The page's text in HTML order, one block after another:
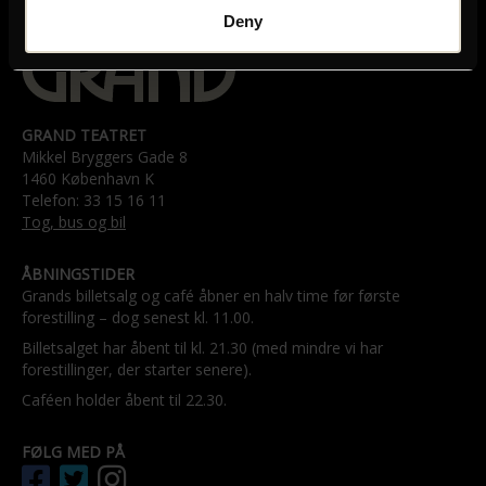
Deny
GRAND TEATRET
Mikkel Bryggers Gade 8
1460 København K
Telefon: 33 15 16 11
Tog, bus og bil
ÅBNINGSTIDER
Grands billetsalg og café åbner en halv time før første
forestilling – dog senest kl. 11.00.
Billetsalget har åbent til kl. 21.30 (med mindre vi har
forestillinger, der starter senere).
Caféen holder åbent til 22.30.
FØLG MED PÅ